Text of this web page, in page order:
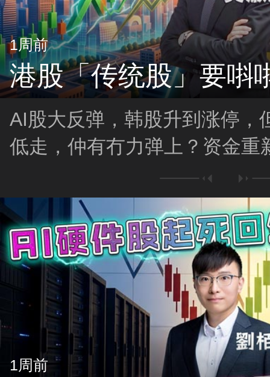
1周前
港股「传统股」要唞
AI股大反弹，韩股升到涨停，
低走，仲有冇力弹上？资金重
1周前